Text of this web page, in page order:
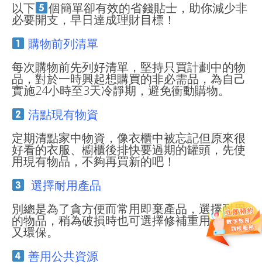
以下 個簡單卻有效的省錢貼士，助你減少非
必要開支，早日達成理財目標！
購物前列清單
每次購物前先列好清單，堅持只買計劃中的物
品，對於一時興起想購買的非必需品，為自己
實施24小時至3天冷靜期，避免衝動購物。
清點現有物資
定期清點家中物資，像衣櫃中被忘記但原來很
好看的衣服、櫥櫃後排快要過期的罐頭，先使
用現有物品，不夠再買新的吧！
選擇耐用產品
別總是為了貪方便而常用即棄產品，選擇耐用
的物品，稍為破損時也可選擇修補重用，省錢
又環保。
善用公共資源️